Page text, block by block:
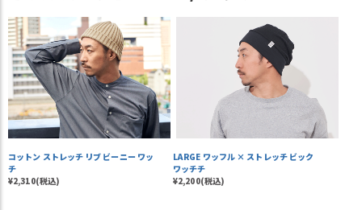
コットン ストレッチ リブ ビーニー ワッ
チ
¥2,310(税込)
LARGE ワッフル × ストレッチ ビック
ワッチチ
¥2,200(税込)